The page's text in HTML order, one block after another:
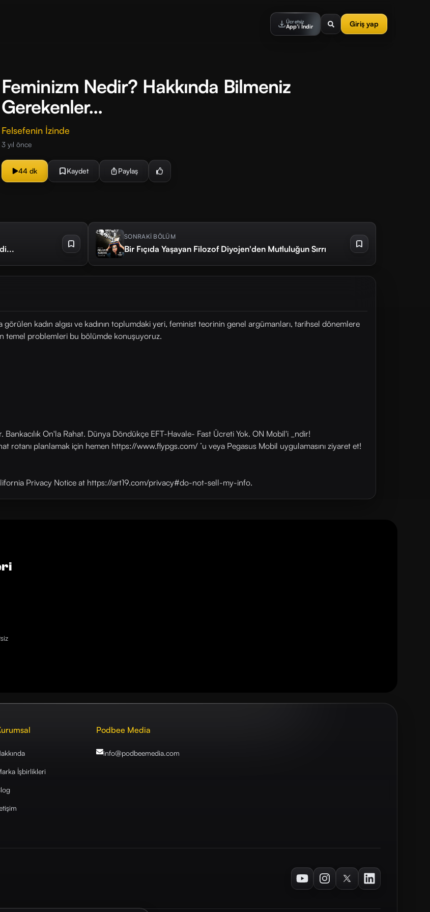
Ücretsiz
App'i İndir Giriş yap
Feminizm Nedir? Hakkında Bilmeniz
Gerekenler…
Felsefenin İzinde
3 yıl önce
44 dk Kaydet Paylaş
SONRAKİ BÖLÜM
Bir Fıçıda Yaşayan Filozof Diyojen'den Mutluluğun Sırrı
kadın algısı ve kadının toplumdaki yeri, feminist teorinin genel argümanları, tarihsel dönemlere
temel problemleri bu bölümde konuşuyoruz.
Bankacılık On'la Rahat. Dünya Döndükçe EFT-Havale- Fast Ücreti Yok. ON Mobil'i _ndir!
rotanı planlamak için hemen https://www.flypgs.com/ ’u veya Pegasus Mobil uygulamasını ziyaret et!
Privacy Notice at https://art19.com/privacy#do-not-sell-my-info.
İşbirlikleri
Podbee Media
info@podbeemedia.com
YoutubeInstagramTwitterLinkedIn